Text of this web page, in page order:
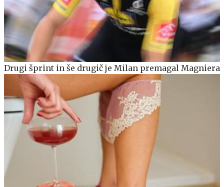
Drugi šprint in še drugič je Milan premagal Magniera